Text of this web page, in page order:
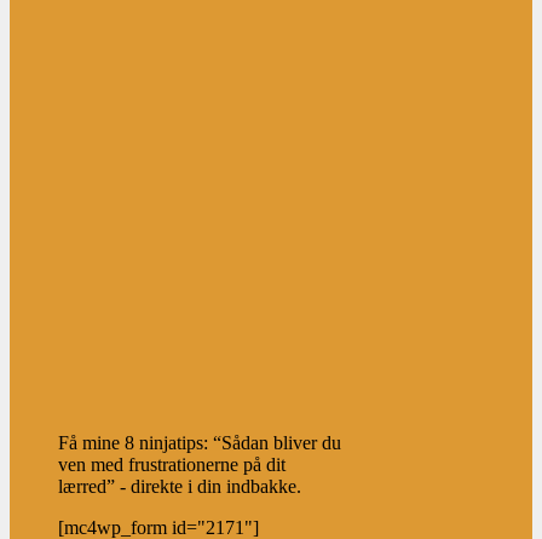
Få mine 8 ninjatips: “Sådan bliver du
ven med frustrationerne på dit
lærred” - direkte i din indbakke.
[mc4wp_form id="2171"]